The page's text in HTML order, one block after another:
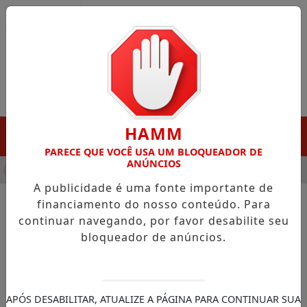
DESTAQUE EM PORTO GRANDE COM ATUAÇÃO VOLTADA
NOTÍCIAS/JUSTIÇA FEDERAL
STF: shoppings devem ter
para funcionárias
HAMM
PARECE QUE VOCÊ USA UM BLOQUEADOR DE
ANÚNCIOS
A publicidade é uma fonte importante de
financiamento do nosso conteúdo. Para
continuar navegando, por favor desabilite seu
bloqueador de anúncios.
APÓS DESABILITAR, ATUALIZE A PÁGINA PARA CONTINUAR SUA